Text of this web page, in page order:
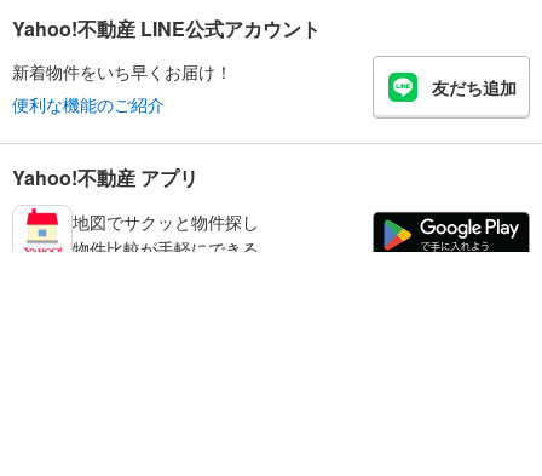
Yahoo!不動産 LINE公式アカウント
新着物件をいち早くお届け！
便利な機能のご紹介
友だち追加
Yahoo!不動産 アプリ
地図でサクッと物件探し
物件比較が手軽にできる